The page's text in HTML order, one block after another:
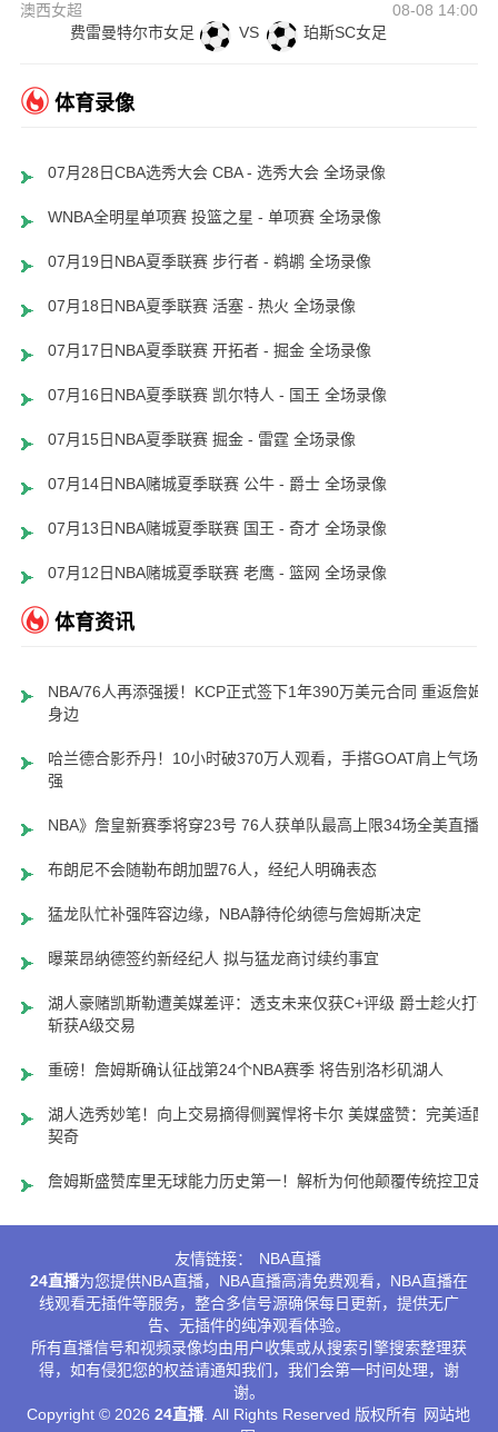
澳西女超
08-08 14:00
费雷曼特尔市女足
VS 珀斯SC女足
体育录像
07月28日CBA选秀大会 CBA - 选秀大会 全场录像
WNBA全明星单项赛 投篮之星 - 单项赛 全场录像
07月19日NBA夏季联赛 步行者 - 鹈鹕 全场录像
07月18日NBA夏季联赛 活塞 - 热火 全场录像
07月17日NBA夏季联赛 开拓者 - 掘金 全场录像
07月16日NBA夏季联赛 凯尔特人 - 国王 全场录像
07月15日NBA夏季联赛 掘金 - 雷霆 全场录像
07月14日NBA赌城夏季联赛 公牛 - 爵士 全场录像
07月13日NBA赌城夏季联赛 国王 - 奇才 全场录像
07月12日NBA赌城夏季联赛 老鹰 - 篮网 全场录像
体育资讯
NBA/76人再添强援！KCP正式签下1年390万美元合同 重返詹姆斯
身边
哈兰德合影乔丹！10小时破370万人观看，手搭GOAT肩上气场超
强
NBA》詹皇新赛季将穿23号 76人获单队最高上限34场全美直播
布朗尼不会随勒布朗加盟76人，经纪人明确表态
猛龙队忙补强阵容边缘，NBA静待伦纳德与詹姆斯决定
曝莱昂纳德签约新经纪人 拟与猛龙商讨续约事宜
湖人豪赌凯斯勒遭美媒差评：透支未来仅获C+评级 爵士趁火打劫
斩获A级交易
重磅！詹姆斯确认征战第24个NBA赛季 将告别洛杉矶湖人
湖人选秀妙笔！向上交易摘得侧翼悍将卡尔 美媒盛赞：完美适配
契奇
詹姆斯盛赞库里无球能力历史第一！解析为何他颠覆传统控卫定义
友情链接：
NBA直播
24直播为您提供NBA直播，NBA直播高清免费观看，NBA直播在
线观看无插件等服务，整合多信号源确保每日更新，提供无广
告、无插件的纯净观看体验。
所有直播信号和视频录像均由用户收集或从搜索引擎搜索整理获
得，如有侵犯您的权益请通知我们，我们会第一时间处理，谢
谢。
Copyright © 202624直播 . All Rights Reserved 版权所有 网站地